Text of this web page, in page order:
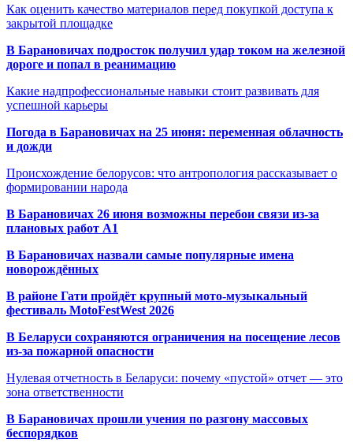
Как оценить качество материалов перед покупкой доступа к
закрытой площадке
В Барановичах подросток получил удар током на железной
дороге и попал в реанимацию
Какие надпрофессиональные навыки стоит развивать для
успешной карьеры
Погода в Барановичах на 25 июня: переменная облачность
и дожди
Происхождение белорусов: что антропология рассказывает о
формировании народа
В Барановичах 26 июня возможны перебои связи из-за
плановых работ A1
В Барановичах назвали самые популярные имена
новорождённых
В районе Гати пройдёт крупный мото-музыкальный
фестиваль MotoFestWest 2026
В Беларуси сохраняются ограничения на посещение лесов
из-за пожарной опасности
Нулевая отчетность в Беларуси: почему «пустой» отчет — это
зона ответственности
В Барановичах прошли учения по разгону массовых
беспорядков